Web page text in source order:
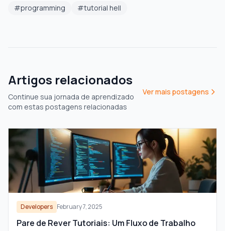
#programming #tutorial hell
Artigos relacionados
Continue sua jornada de aprendizado
com estas postagens relacionadas
Ver mais postagens
Developers February 7, 2025
Pare de Rever Tutoriais: Um Fluxo de Trabalho